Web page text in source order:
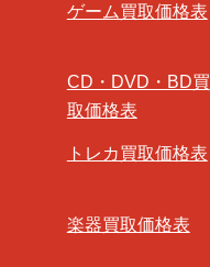
ゲーム買取価格表
CD・DVD・BD買
取価格表
トレカ買取価格表
楽器買取価格表